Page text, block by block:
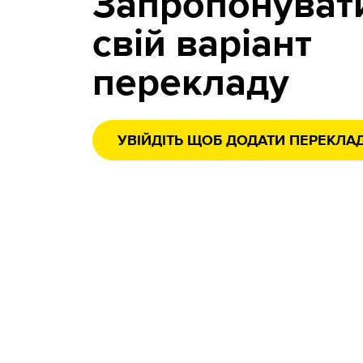
свій варіант
перекладу
УВІЙДІТЬ ЩОБ ДОДАТИ